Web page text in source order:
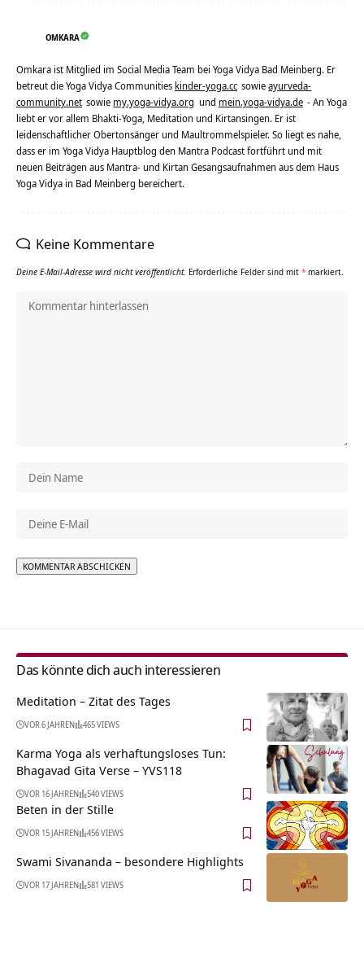
OMKARA
Omkara ist Mitglied im Social Media Team bei Yoga Vidya Bad Meinberg. Er
betreut die Yoga Vidya Communities kinder-yoga.cc sowieayurveda-
community.net sowie my.yoga-vidya.org und mein.yoga-vidya.de - An Yoga
liebt er vor allem Bhakti-Yoga, Meditation und Kirtansingen. Er ist
leidenschaftlicher Obertonsänger und Maultrommelspieler. So liegt es nahe,
dass er im Yoga Vidya Hauptblog den Mantra Podcast fortführt und mit
neuen Beiträgen aus Mantra- und Kirtan Gesangsaufnahmen aus dem Haus
Yoga Vidya in Bad Meinberg bereichert.
Keine Kommentare
Deine E-Mail-Adresse wird nicht veröffentlicht. Erforderliche Felder sind mit * markiert.
Das könnte dich auch interessieren
Meditation – Zitat des Tages
VOR 6 JAHREN 465 VIEWS
Karma Yoga als verhaftungsloses Tun:
Bhagavad Gita Verse – YVS118
VOR 16 JAHREN 540 VIEWS
Beten in der Stille
VOR 15 JAHREN 456 VIEWS
Swami Sivananda – besondere Highlights
VOR 17 JAHREN 581 VIEWS